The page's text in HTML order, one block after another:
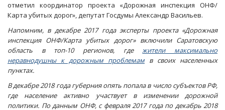
отметил координатор проекта «Дорожная инспекция ОНФ/
Карта убитых дорог», депутат Госдумы Александр Васильев.
Напомним, в декабре 2017 года эксперты проекта «Дорожная
инспекция ОНФ/Карта убитых дорог» включили Саратовскую
область в топ-10 регионов, гдежители максимально
неравнодушны к дорожным проблемам в своих населенных
пунктах.
В декабре 2018 года губерния опять попала в число субъектов РФ,
где население активно участвует в изменении дорожной
политики. По данным ОНФ, с февраля 2017 года по декабрь 2018